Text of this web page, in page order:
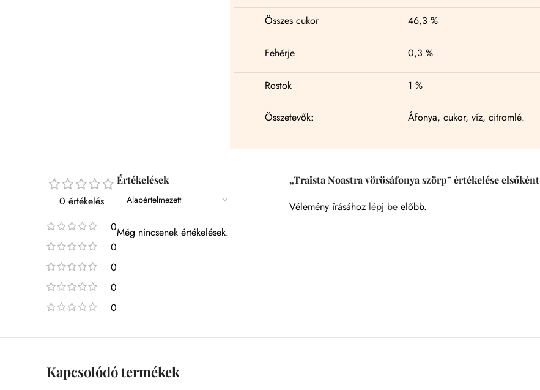
Összes cukor 46,3 %
Fehérje 0,3 %
Rostok 1 %
Összetevők: Áfonya, cukor, víz, citromlé.
0 értékelés
0
0
0
0
0
Értékelések
Még nincsenek értékelések.
„Traista Noastra vörösáfonya szörp” értékelése elsőként
Vélemény írásához lépj be előbb.
Kapcsolódó termékek